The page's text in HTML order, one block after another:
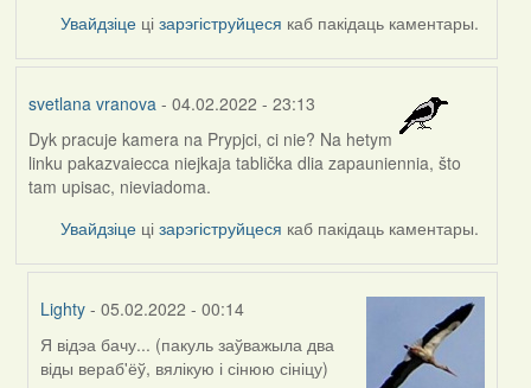
Увайдзіце цізарэгіструйцеся каб пакідаць каментары.
svetlana vranova- 04.02.2022 - 23:13
Dyk pracuje kamera na Prypjci, ci nie? Na hetym
linku pakazvaiecca niejkaja tablička dlia zapauniennia, što
tam upisac, nieviadoma.
Увайдзіце цізарэгіструйцеся каб пакідаць каментары.
Lighty - 05.02.2022 - 00:14
In
reply
Я відэа бачу... (пакуль заўважыла два
віды вераб'ёў, вялікую і сінюю сініцу)